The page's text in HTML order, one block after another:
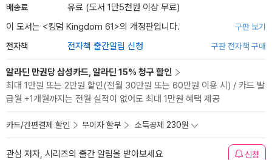
배송료
유료 (도서 1만5천원 이상 무료)
이 도서는 <킹덤 Kingdom 61>의 개정판입니다. 구판 보기
전자책 전자책 출간알림 신청 구판 전자책 구매
알라딘 만권당 삼성카드, 알라딘 15% 청구 할인
최대 1만원 또는 2만원 할인(전월 30만원 또는 60만원 이용 시) / 카드 발
급월 +1개월까지는 전월 실적이 없어도 최대 1만원 혜택 제공
카드/간편결제 할인 무이자 할부 소득공제 230원
관심 저자, 시리즈의 출간 알림을 받아보세요 신청